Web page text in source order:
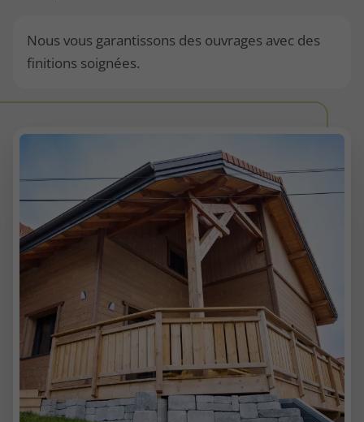
Nous vous garantissons des ouvrages avec des
finitions soignées.